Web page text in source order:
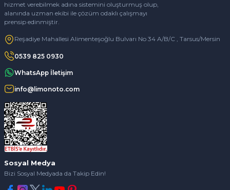
hizmet verebilmek adına sistemini oluşturmuş olup,
alanında uzman ekibi ile çözüm odaklı çalışmayı
prensip edinmiştir.
Reşadiye Mahallesi Alimenteşoğlu Bulvarı No 34 A/B/C , Tarsus/Mersin
0539 825 0930
WhatsApp İletişim
info@limonoto.com
Sosyal Medya
Bizi Sosyal Medyada da Takip Edin!